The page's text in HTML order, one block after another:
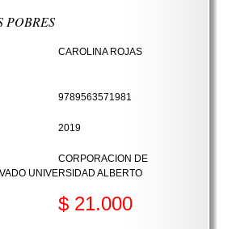
POBRES
CAROLINA ROJAS
9789563571981
2019
CORPORACION DE
UNIVERSIDAD ALBERTO
$ 21.000